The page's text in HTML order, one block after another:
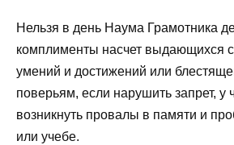
Нельзя в день Наума Грамотника
комплименты насчет выдающихся
умений и достижений или
поверьям, если нарушить запрет, у
возникнуть провалы в памяти и
или учебе.